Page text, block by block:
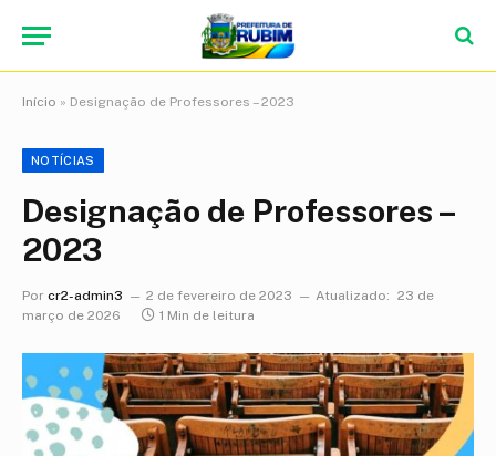
Início » Designação de Professores – 2023
NOTÍCIAS
Designação de Professores –
2023
Por cr2-admin3 2 de fevereiro de 2023 Atualizado: 23 de
março de 2026
1 Min de leitura